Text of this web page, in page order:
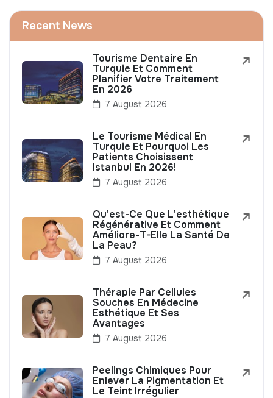
Recent News
Tourisme Dentaire En
Turquie Et Comment
Planifier Votre Traitement
En 2026
7 August 2026
Le Tourisme Médical En
Turquie Et Pourquoi Les
Patients Choisissent
Istanbul En 2026!
7 August 2026
Qu'est-Ce Que L'esthétique
Régénérative Et Comment
Améliore-T-Elle La Santé De
La Peau?
7 August 2026
Thérapie Par Cellules
Souches En Médecine
Esthétique Et Ses
Avantages
7 August 2026
Peelings Chimiques Pour
Enlever La Pigmentation Et
Le Teint Irrégulier